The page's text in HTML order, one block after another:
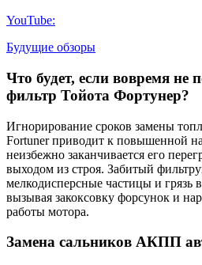
YouTube:
Будущие обзоры
Что будет, если вовремя не
фильтр Тойота Фортунер?
Игнорирование сроков замены
Fortuner приводит к повышенной
неизбежно заканчивается его
выходом из строя. Забитый
мелкодисперсные частицы и грязь
вызывая закоксовку форсунок и
работы мотора.
Замена сальников АКПП